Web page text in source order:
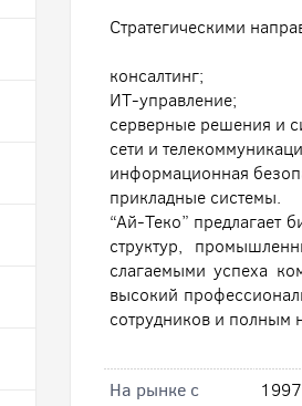
Стратегическими
консалтинг;
ИТ-управление;
серверные решения и
сети и
информационная
прикладные системы.
“Ай-Теко” предлагает
структур,
слагаемыми успеха
высокий
сотрудников и полным
На рынке с